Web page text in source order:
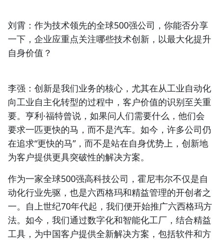
刘霄： 作为技术领先的全球500强公司，你能否分享
一下，企业应重点关注哪些技术创新，以最大化提升
自身价值？
李强：创新是我们业务的核心 ，尤其在从工业自动化
向工业自主化转型的过程中，客户价值的识别至关重
要。亨利·福特曾说，如果问人们需要什么，他们会
要求一匹更快的马，而不是汽车。如今，许多公司仍
在追求“更快的马”，而不是站在自身优势上， 创新地
为客户提供更具突破性的解决方案。
作为一家全球500强高科技公司，霍尼韦尔不仅是自
动化行业先驱 ，也是六西格玛和精益管理的开创者之
一。自上世纪70年代起，我们便开始推广六西格玛方
法。如今，我们通过数字化和智能化工厂，结合精益
工具， 为中国客户提供全新解决方案 ，包括软件和方